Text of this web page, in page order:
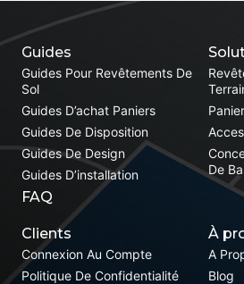
De
Guides
Guides Pour Revêtements De
Sol
Guides D’achat Paniers
Guides De Disposition
Guides De Design
Guides D’installation
FAQ
Clients
Connexion Au Compte
Politique De Confidentialité
À
A
Blog